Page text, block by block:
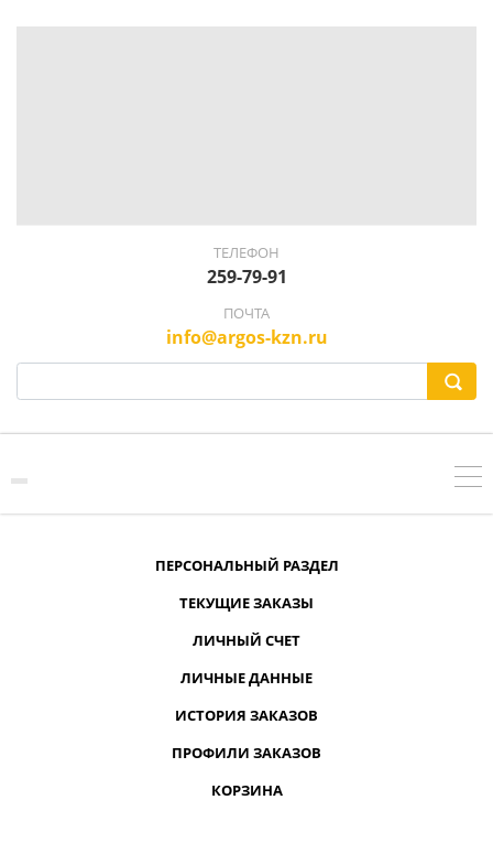
ТЕЛЕФОН
259-79-91
ПОЧТА
info@argos-kzn.ru
ПЕРСОНАЛЬНЫЙ РАЗДЕЛ
ТЕКУЩИЕ ЗАКАЗЫ
ЛИЧНЫЙ СЧЕТ
ЛИЧНЫЕ ДАННЫЕ
ИСТОРИЯ ЗАКАЗОВ
ПРОФИЛИ ЗАКАЗОВ
КОРЗИНА